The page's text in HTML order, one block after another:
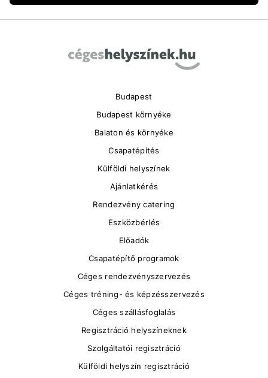
Budapest
Budapest környéke
Balaton és környéke
Csapatépítés
Külföldi helyszínek
Ajánlatkérés
Rendezvény catering
Eszközbérlés
Előadók
Csapatépítő programok
Céges rendezvényszervezés
Céges tréning- és képzésszervezés
Céges szállásfoglalás
Regisztráció helyszíneknek
Szolgáltatói regisztráció
Külföldi helyszín regisztráció